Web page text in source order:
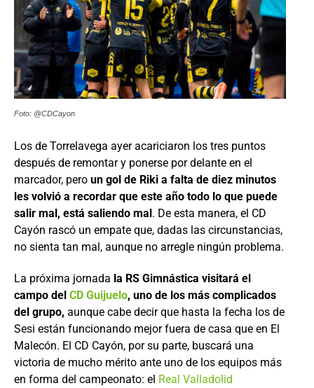
Foto: @CDCayon
Los de Torrelavega ayer acariciaron los tres puntos
después de remontar y ponerse por delante en el
marcador, pero un gol de Riki a falta de diez minutos
les volvió a recordar que este año todo lo que puede
salir mal, está saliendo mal. De esta manera, el CD
Cayón rascó un empate que, dadas las circunstancias,
no sienta tan mal, aunque no arregle ningún problema.
La próxima jornada la RS Gimnástica visitará el
campo del CD Guijuelo, uno de los más complicados
del grupo, aunque cabe decir que hasta la fecha los de
Sesi están funcionando mejor fuera de casa que en El
Malecón. El CD Cayón, por su parte, buscará una
victoria de mucho mérito ante uno de los equipos más
en forma del campeonato: el Real Valladolid